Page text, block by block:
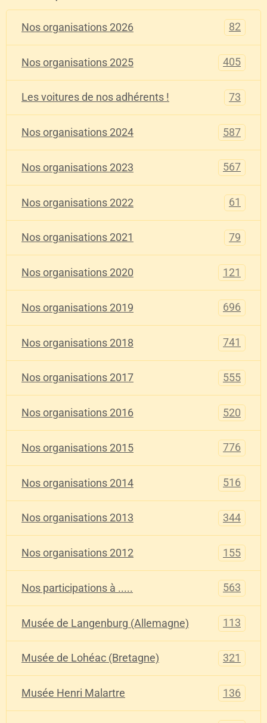
Nos organisations 2026 82
Nos organisations 2025 405
Les voitures de nos adhérents ! 73
Nos organisations 2024 587
Nos organisations 2023 567
Nos organisations 2022 61
Nos organisations 2021 79
Nos organisations 2020 121
Nos organisations 2019 696
Nos organisations 2018 741
Nos organisations 2017 555
Nos organisations 2016 520
Nos organisations 2015 776
Nos organisations 2014 516
Nos organisations 2013 344
Nos organisations 2012 155
Nos participations à ..... 563
Musée de Langenburg (Allemagne) 113
Musée de Lohéac (Bretagne) 321
Musée Henri Malartre 136